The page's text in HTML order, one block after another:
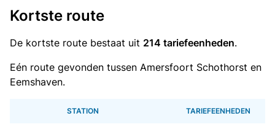
Kortste route
De kortste route bestaat uit 214 tariefeenheden.
Eén route gevonden tussen Amersfoort Schothorst en
Eemshaven.
STATION TARIEFEENHEDEN